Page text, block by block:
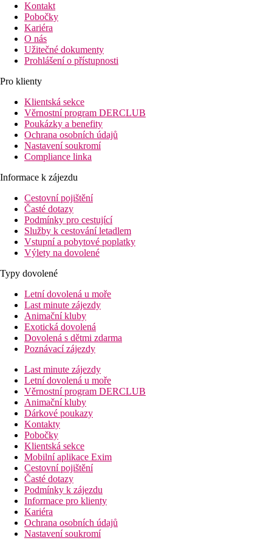
Kontakt
Pobočky
Kariéra
O nás
Užitečné dokumenty
Prohlášení o přístupnosti
Pro klienty
Klientská sekce
Věrnostní program DERCLUB
Poukázky a benefity
Ochrana osobních údajů
Nastavení soukromí
Compliance linka
Informace k zájezdu
Cestovní pojištění
Časté dotazy
Podmínky pro cestující
Služby k cestování letadlem
Vstupní a pobytové poplatky
Výlety na dovolené
Typy dovolené
Letní dovolená u moře
Last minute zájezdy
Animační kluby
Exotická dovolená
Dovolená s dětmi zdarma
Poznávací zájezdy
Last minute zájezdy
Letní dovolená u moře
Věrnostní program DERCLUB
Animační kluby
Dárkové poukazy
Kontakty
Pobočky
Klientská sekce
Mobilní aplikace Exim
Cestovní pojištění
Časté dotazy
Podmínky k zájezdu
Informace pro klienty
Kariéra
Ochrana osobních údajů
Nastavení soukromí